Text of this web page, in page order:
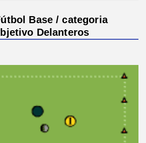
Base / categoria
Delanteros